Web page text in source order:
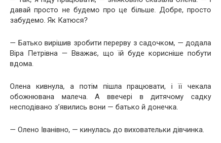
давай просто не будемо про це більше. Добре, просто
забудемо. Як Катюся?
— Батько вирішив зробити перерву з садочком, — додала
Віра Петрівна — Вважає, що їй буде корисніше побути
вдома.
Олена кивнула, а потім пішла працювати, і її чекала
обожнювана малеча. А ввечері в дитячому садку
несподівано з’явились вони — батько й донечка.
— Олено Іванівно, — кинулась до виховательки дівчинка.